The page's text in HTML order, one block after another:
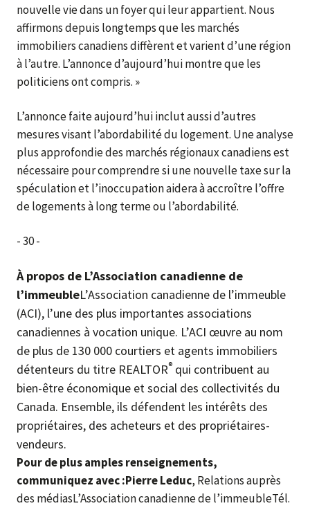
nouvelle vie dans un foyer qui leur appartient. Nous
affirmons depuis longtemps que les marchés
immobiliers canadiens diffèrent et varient d’une région
à l’autre. L’annonce d’aujourd’hui montre que les
politiciens ont compris. »
L’annonce faite aujourd’hui inclut aussi d’autres
mesures visant l’abordabilité du logement. Une analyse
plus approfondie des marchés régionaux canadiens est
nécessaire pour comprendre si une nouvelle taxe sur la
spéculation et l’inoccupation aidera à accroître l’offre
de logements à long terme ou l’abordabilité.
- 30 -
À propos de L’Association canadienne de
l’immeubleL’Association canadienne de l’immeuble
(ACI), l’une des plus importantes associations
canadiennes à vocation unique. L’ACI œuvre au nom
de plus de 130 000 courtiers et agents immobiliers
détenteurs du titre REALTOR® qui contribuent au
bien-être économique et social des collectivités du
Canada. Ensemble, ils défendent les intérêts des
propriétaires, des acheteurs et des propriétaires-
vendeurs.
Pour de plus amples renseignements,
communiquez avec :Pierre Leduc, Relations auprès
des médiasL’Association canadienne de l’immeubleTél.